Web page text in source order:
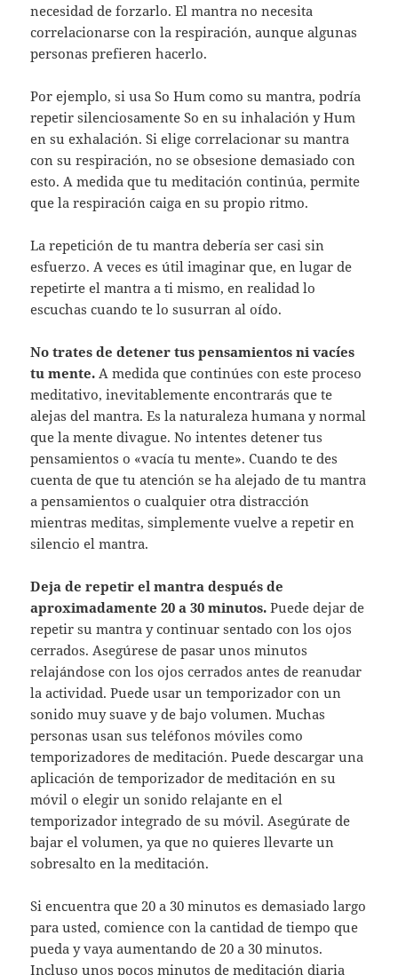
necesidad de forzarlo. El mantra no necesita
correlacionarse con la respiración, aunque algunas
personas prefieren hacerlo.
Por ejemplo, si usa So Hum como su mantra, podría
repetir silenciosamente So en su inhalación y Hum
en su exhalación. Si elige correlacionar su mantra
con su respiración, no se obsesione demasiado con
esto. A medida que tu meditación continúa, permite
que la respiración caiga en su propio ritmo.
La repetición de tu mantra debería ser casi sin
esfuerzo. A veces es útil imaginar que, en lugar de
repetirte el mantra a ti mismo, en realidad lo
escuchas cuando te lo susurran al oído.
No trates de detener tus pensamientos ni vacíes
tu mente. A medida que continúes con este proceso
meditativo, inevitablemente encontrarás que te
alejas del mantra. Es la naturaleza humana y normal
que la mente divague. No intentes detener tus
pensamientos o «vacía tu mente». Cuando te des
cuenta de que tu atención se ha alejado de tu mantra
a pensamientos o cualquier otra distracción
mientras meditas, simplemente vuelve a repetir en
silencio el mantra.
Deja de repetir el mantra después de
aproximadamente 20 a 30 minutos. Puede dejar de
repetir su mantra y continuar sentado con los ojos
cerrados. Asegúrese de pasar unos minutos
relajándose con los ojos cerrados antes de reanudar
la actividad. Puede usar un temporizador con un
sonido muy suave y de bajo volumen. Muchas
personas usan sus teléfonos móviles como
temporizadores de meditación. Puede descargar una
aplicación de temporizador de meditación en su
móvil o elegir un sonido relajante en el
temporizador integrado de su móvil. Asegúrate de
bajar el volumen, ya que no quieres llevarte un
sobresalto en la meditación.
Si encuentra que 20 a 30 minutos es demasiado largo
para usted, comience con la cantidad de tiempo que
pueda y vaya aumentando de 20 a 30 minutos.
Incluso unos pocos minutos de meditación diaria